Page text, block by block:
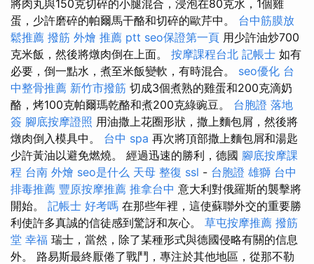
將肉丸與150克切碎的小腿混合，浸泡在80克水，1個雞
蛋，少許磨碎的帕爾馬干酪和切碎的歐芹中。 台中筋膜放
鬆推薦 撥筋 外燴 推薦 ptt seo保證第一頁 用少許油炒700
克米飯，然後將燉肉倒在上面。 按摩課程台北 記帳士 如有
必要，倒一點水，煮至米飯變軟，有時混合。 seo優化 台
中整骨推薦 新竹市撥筋 切成3個煮熟的雞蛋和200克滴奶
酪，烤100克帕爾瑪乾酪和煮200克綠豌豆。 台胞證 落地
簽 腳底按摩證照 用油撒上花圈形狀，撒上麵包屑，然後將
燉肉倒入模具中。 台中 spa 再次將頂部撒上麵包屑和湯匙
少許黃油以避免燃燒。 經過迅速的勝利，德國 腳底按摩課
程 台南 外燴 seo是什么 天母 整復 ssl - 台胞證 雄獅 台中
排毒推薦 豐原按摩推薦 推拿台中 意大利對俄羅斯的襲擊將
開始。 記帳士 好考嗎 在那些年裡，這使蘇聯外交的重要勝
利使許多真誠的信徒感到驚訝和灰心。 草屯按摩推薦 撥筋
堂 幸福 瑞士，當然，除了某種形式與德國侵略有關的信息
外。 路易斯最終厭倦了戰鬥，專注於其他地區，從那不勒